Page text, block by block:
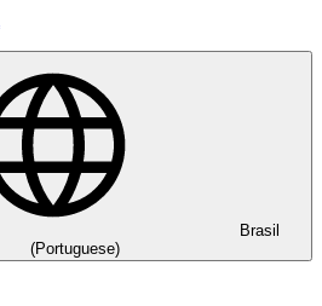
Brasil
(Portuguese)